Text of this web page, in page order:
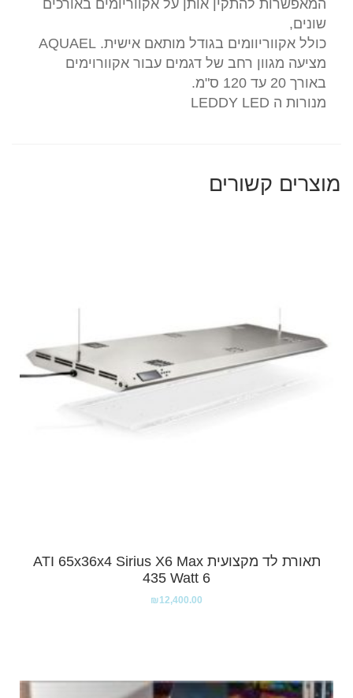
המאפשרות להתקין אותן על אקווריומים באורכים
שונים,
כולל אקווריוומים בגודל מותאם אישית. AQUAEL
מציעה מגוון רחב של דגמים עבור אקוורוימים
באורך 20 עד 120 ס"מ.
מנורות ה LEDDY LED
מוצרים קשורים
תאורת לד מקצועית ATI 65x36x4 Sirius X6 Max
435 Watt 6
₪12,400.00